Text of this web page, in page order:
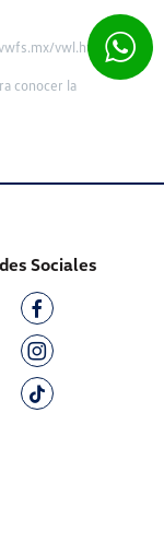
vwl.html
conocer la
Sociales